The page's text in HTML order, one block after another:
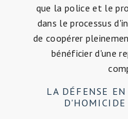
que la police et le
dans le processus
de coopérer
bénéficier d'une
LA DÉFENSE EN